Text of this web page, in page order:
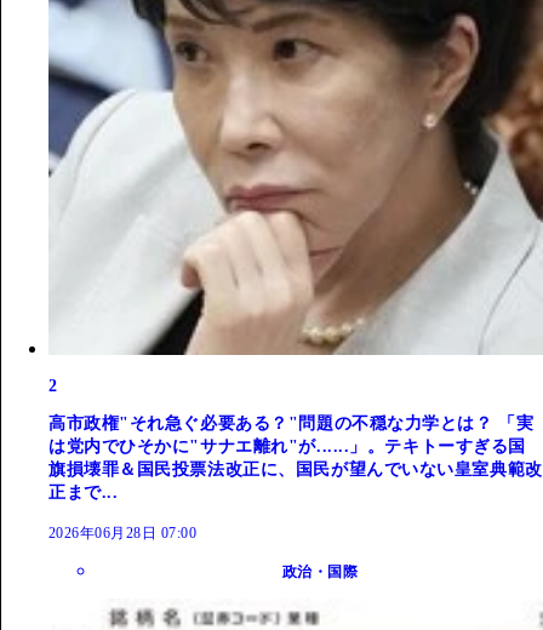
2
高市政権"それ急ぐ必要ある？"問題の不穏な力学とは？ 「実
は党内でひそかに"サナエ離れ"が......」。テキトーすぎる国
旗損壊罪＆国民投票法改正に、国民が望んでいない皇室典範改
正まで...
2026年06月28日 07:00
政治・国際